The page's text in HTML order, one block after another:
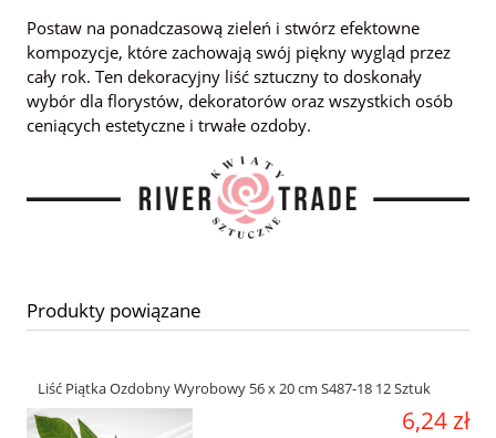
Postaw na ponadczasową zieleń i stwórz efektowne
kompozycje, które zachowają swój piękny wygląd przez
cały rok. Ten dekoracyjny liść sztuczny to doskonały
wybór dla florystów, dekoratorów oraz wszystkich osób
ceniących estetyczne i trwałe ozdoby.
Produkty powiązane
Liść Piątka Ozdobny Wyrobowy 56 x 20 cm S487-18 12 Sztuk
6,24 zł